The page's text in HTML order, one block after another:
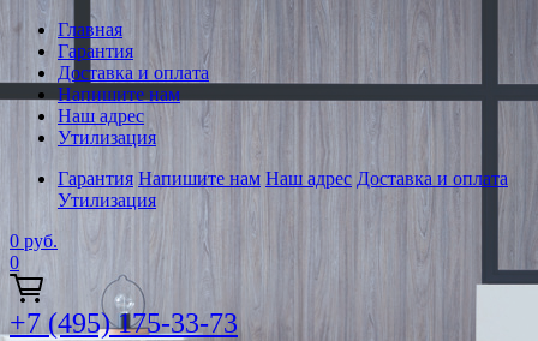
Главная
Гарантия
Доставка и оплата
Напишите нам
Наш адрес
Утилизация
Гарантия Напишите нам Наш адрес Доставка и оплата
Утилизация
0 руб.
0
+7 (495) 175-33-73